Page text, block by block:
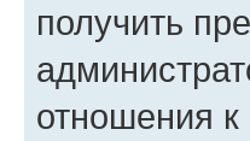
получить
отношения